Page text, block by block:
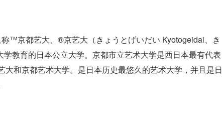
™京都艺大、®京艺大（きょうとげいだい Kyotogeidai、き
教育的日本公立大学。京都市立艺术大学是西日本最有代表
和京都艺术大学。是日本历史最悠久的艺术大学，并且是日